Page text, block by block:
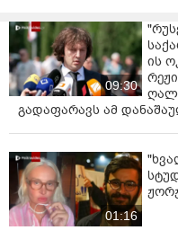
ცნობისთვის, ჯანდაცვის
აზარაშვილმა
გრადუსში“ განაცხადა,
დაავადებათა
მას დროებით ჯანდაცვის
09:30
ის
გადაფარავს ამ
01:16